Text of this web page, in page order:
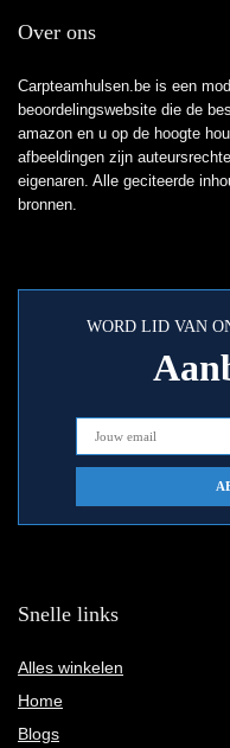
Over ons
Carpteamhulsen.be is een
beoordelingswebsite die de
amazon en u op de hoogte
afbeeldingen zijn
eigenaren. Alle geciteerde
bronnen.
WORD LID VAN
Snelle links
Alles winkelen
Home
Blogs